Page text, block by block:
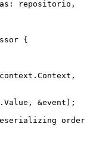
{
context . Context ,
&event);
order